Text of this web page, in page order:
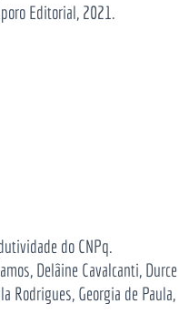
Editorial, 2021.
do CNPq.
Delâine Cavalcanti, Durce
Rodrigues, Georgia de Paula,